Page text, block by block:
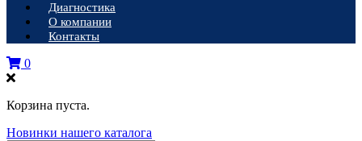
Диагностика
О компании
Контакты
0
Корзина пуста.
Новинки нашего каталога